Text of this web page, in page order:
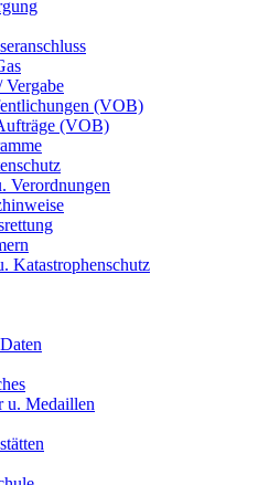
Vergabe
(VOB)
(VOB)
Verordnungen
Katastrophenschutz
u. Medaillen